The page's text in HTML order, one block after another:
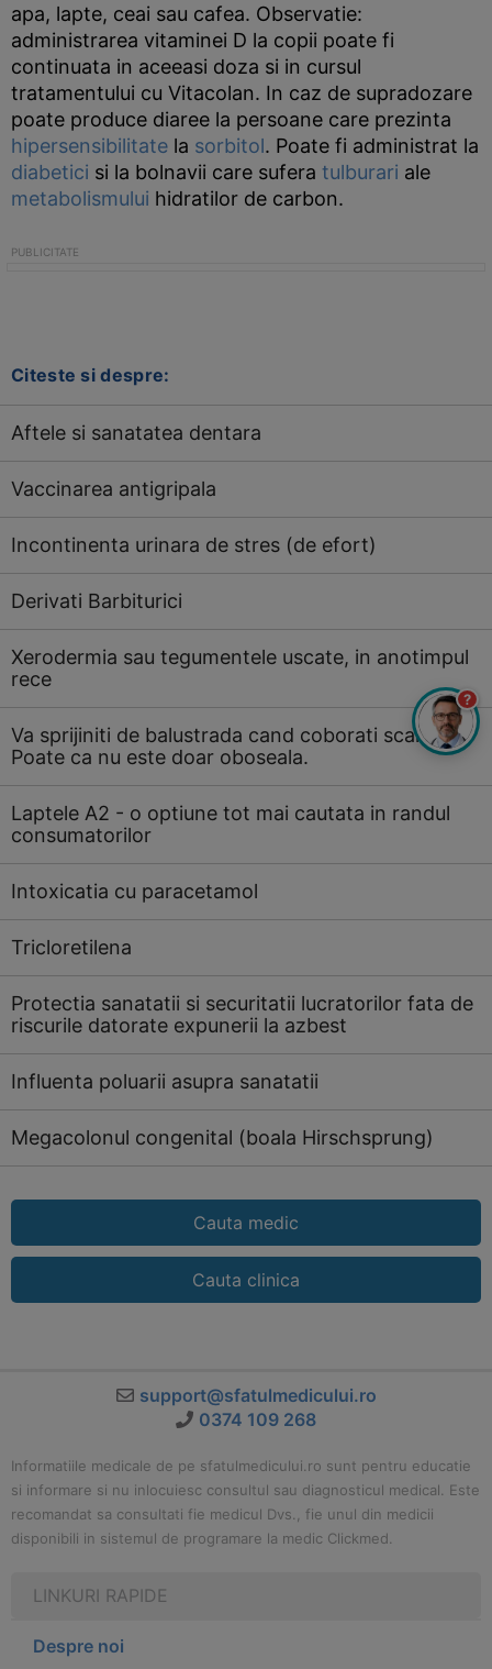
apa, lapte, ceai sau cafea. Observatie:
administrarea vitaminei D la copii poate fi
continuata in aceeasi doza si in cursul
tratamentului cu Vitacolan. In caz de supradozare
poate produce diaree la persoane care prezinta
hipersensibilitate la sorbitol. Poate fi administrat la
diabetici si la bolnavii care sufera tulburari ale
metabolismului hidratilor de carbon.
Citeste si despre:
Aftele si sanatatea dentara
Vaccinarea antigripala
Incontinenta urinara de stres (de efort)
Derivati Barbiturici
Xerodermia sau tegumentele uscate, in anotimpul
rece
Va sprijiniti de balustrada cand coborati scarile?
Poate ca nu este doar oboseala.
Laptele A2 - o optiune tot mai cautata in randul
consumatorilor
Intoxicatia cu paracetamol
Tricloretilena
Protectia sanatatii si securitatii lucratorilor fata de
riscurile datorate expunerii la azbest
Influenta poluarii asupra sanatatii
Megacolonul congenital (boala Hirschsprung)
Cauta medic
Cauta clinica
support@sfatulmedicului.ro
0374 109 268
Informatiile medicale de pe sfatulmedicului.ro sunt pentru educatie
si informare si nu inlocuiesc consultul sau diagnosticul medical. Este
recomandat sa consultati fie medicul Dvs., fie unul din medicii
disponibili in sistemul de programare la medic Clickmed.
LINKURI RAPIDE
Despre noi
?